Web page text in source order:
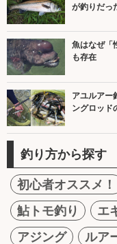
が釣りだっ
魚はなぜ「
も存在
アユルアー
ングロッド
釣り方から探す
初心者オススメ！
鮎トモ釣り
エ
アジング
ルア